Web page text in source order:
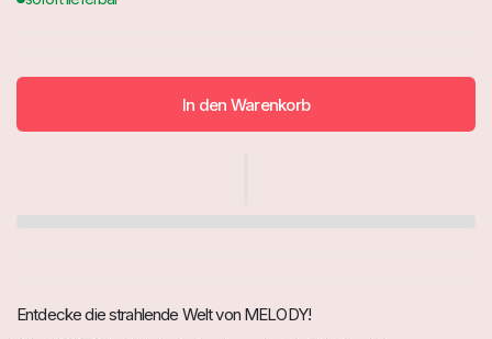
In den Warenkorb
Entdecke die strahlende Welt von MELODY!